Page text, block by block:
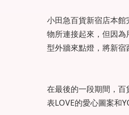
小田急百貨新宿店本
物所連接起來，但因
型外牆來點燈，將新宿
在最後的一段期間，
表LOVE的愛心圖案和